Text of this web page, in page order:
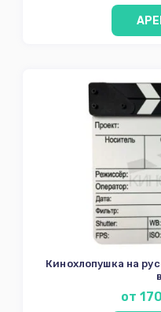
Кинохлопушка на
от